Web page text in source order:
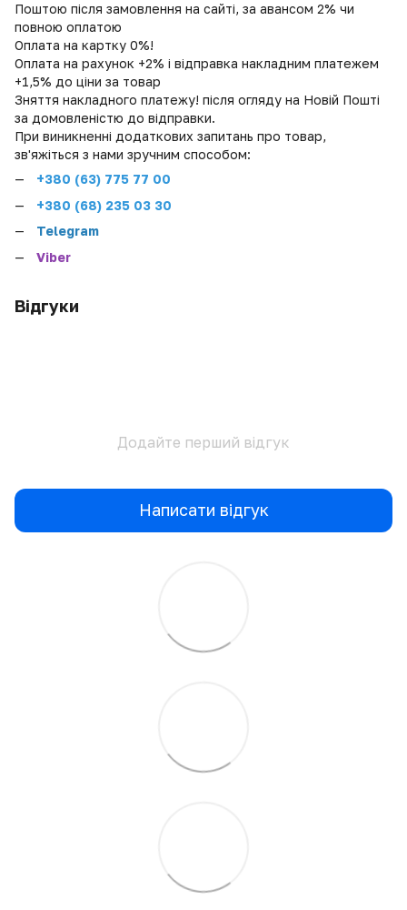
Поштою після замовлення на сайті, за авансом 2% чи
повною оплатою
Оплата на картку 0%!
Оплата на рахунок +2% і відправка накладним платежем
+1,5% до ціни за товар
Зняття накладного платежу! після огляду на Новій Пошті
за домовленістю до відправки.
При виникненні додаткових запитань про товар,
зв'яжіться з нами зручним способом:
+380 (63) 775 77 00
+380 (68) 235 03 30
Telegram
Viber
Відгуки
Додайте перший відгук
Написати відгук